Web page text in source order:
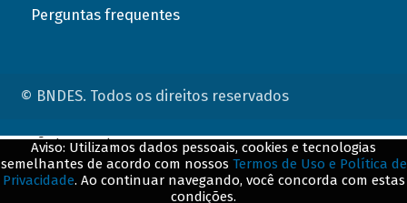
Perguntas frequentes
© BNDES. Todos os direitos reservados
Aviso: Utilizamos dados pessoais, cookies e tecnologias
semelhantes de acordo com nossos Termos de Uso e Política de
Privacidade. Ao continuar navegando, você concorda com estas
condições.
ConteÃºdo complementar
${title}${badge}